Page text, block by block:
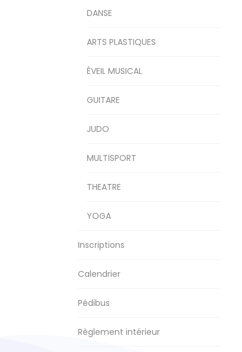
DANSE
ARTS PLASTIQUES
ÉVEIL MUSICAL
GUITARE
JUDO
MULTISPORT
THEATRE
YOGA
Inscriptions
Calendrier
Pédibus
Règlement intérieur